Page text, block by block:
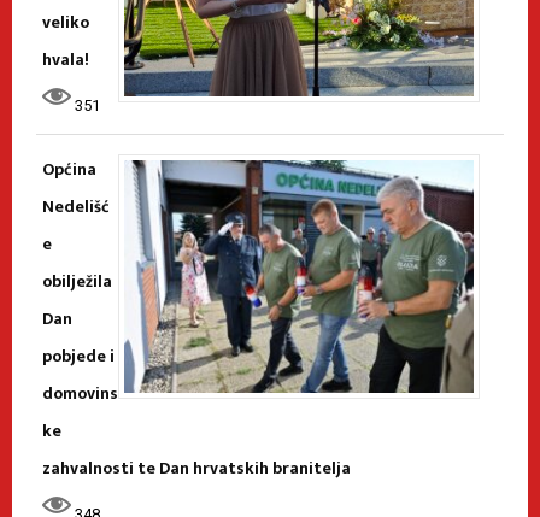
veliko
hvala!
351
Općina
Nedelišć
e
obilježila
Dan
pobjede i
domovins
ke
zahvalnosti te Dan hrvatskih branitelja